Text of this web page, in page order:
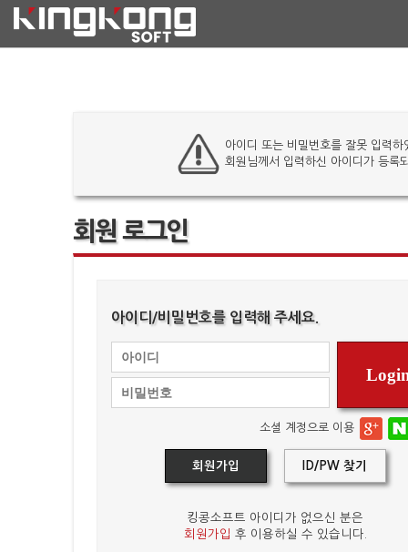
아이디 또는 비밀번호를 잘못 입력하
회원님께서 입력하신 아이디가 등록
회원 로그인
아이디/비밀번호를 입력해 주세요.
소셜 계정으로 이용
회원가입 ID/PW 찾기
킹콩소프트 아이디가 없으신 분은
회원가입 후 이용하실 수 있습니다.